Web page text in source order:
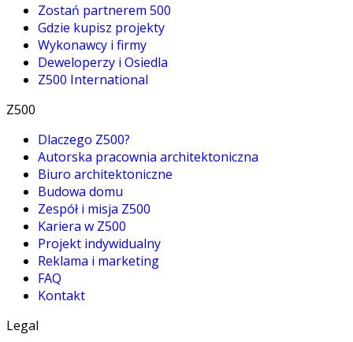
Zostań partnerem 500
Gdzie kupisz projekty
Wykonawcy i firmy
Deweloperzy i Osiedla
Z500 International
Z500
Dlaczego Z500?
Autorska pracownia architektoniczna
Biuro architektoniczne
Budowa domu
Zespół i misja Z500
Kariera w Z500
Projekt indywidualny
Reklama i marketing
FAQ
Kontakt
Legal